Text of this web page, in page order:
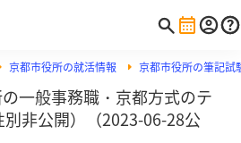
京都市役所の就活情報 京都市役所の筆記
一般事務職・京都方式のテ
非公開）（2023-06-28公